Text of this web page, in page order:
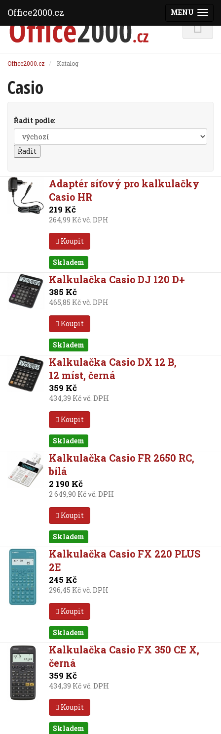
Office2000.cz Katalog
Casio
Řadit podle:
Adaptér síťový pro kalkulačky
Casio HR
219 Kč
264,99 Kč vč. DPH
Koupit
Skladem
Kalkulačka Casio DJ 120 D+
385 Kč
465,85 Kč vč. DPH
Koupit
Skladem
Kalkulačka Casio DX 12 B,
12 míst, černá
359 Kč
434,39 Kč vč. DPH
Koupit
Skladem
Kalkulačka Casio FR 2650 RC,
bílá
2 190 Kč
2 649,90 Kč vč. DPH
Koupit
Skladem
Kalkulačka Casio FX 220 PLUS
2E
245 Kč
296,45 Kč vč. DPH
Koupit
Skladem
Kalkulačka Casio FX 350 CE X,
černá
359 Kč
434,39 Kč vč. DPH
Koupit
Skladem
MENU
Office2000.cz